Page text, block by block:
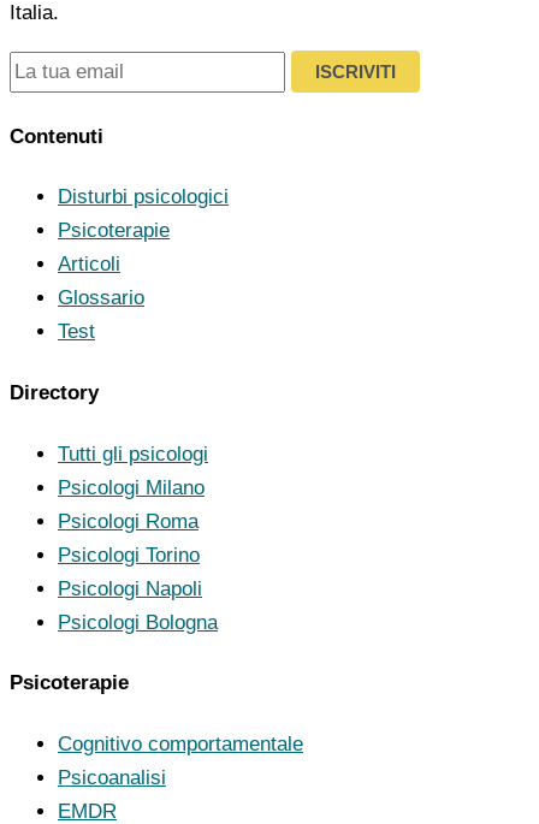
Italia.
ISCRIVITI
Contenuti
Disturbi psicologici
Psicoterapie
Articoli
Glossario
Test
Directory
Tutti gli psicologi
Psicologi Milano
Psicologi Roma
Psicologi Torino
Psicologi Napoli
Psicologi Bologna
Psicoterapie
Cognitivo comportamentale
Psicoanalisi
EMDR